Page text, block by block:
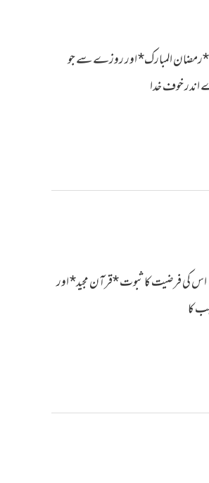
*رمضان المبارک* اور روزے سے جو
اندر خوف خدا
اس کی فرضیت کا ثبوت *قرآن مجید* اور
کا